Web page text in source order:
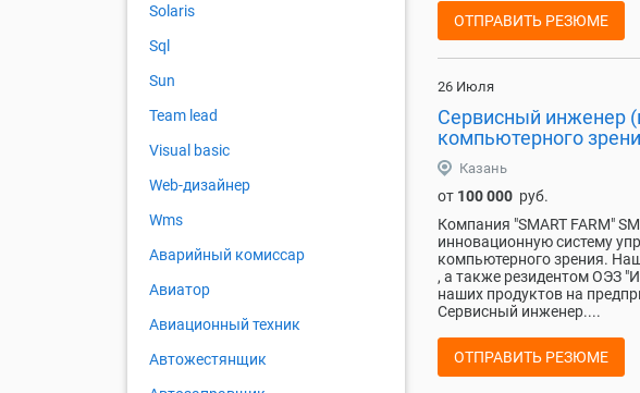
ОТПРАВИТЬ РЕЗЮМЕ
26 Июля
Сервисный инженер
компьютерного
Казань
от 100 000 руб.
Компания "SMART FARM"
инновационную систему
компьютерного зрения.
, а также резидентом ОЭЗ
наших продуктов на
Сервисный инженер....
ОТПРАВИТЬ РЕЗЮМЕ
Solaris
Sql
Sun
Team lead
Visual basic
Web-дизайнер
Wms
Аварийный комиссар
Авиатор
Авиационный техник
Автожестянщик